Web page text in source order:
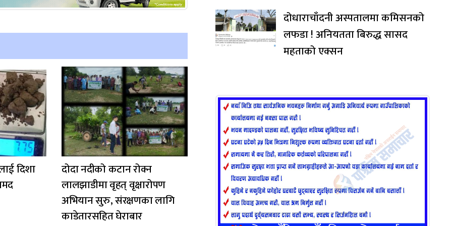
दिशा
दोदा नदीको कटान रोक्न
लालझाडीमा वृहत् वृक्षारोपण
अभियान सुरु, संरक्षणका लागि
काडेतारसहित घेराबार
दोधाराचाँदनी अस्पतालमा कमिसनको
लफडा ! अनियतता बिरुद्ध सासद
महताको एक्सन